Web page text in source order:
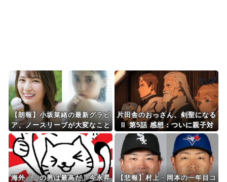
Powered by livedoor 相互RSS
【朗報】小坂菜緒の最新グラビ
ア、ノースリーブが大変なこと
になってるって...
片田舎のおっさん、剣聖になる
Ⅱ 第5話 感想：ついに親子対
決の予感！ベリル先生もやる気
に！
海外「この男は最高だ」今永昇
【悲報】村上・岡本の一年目コ